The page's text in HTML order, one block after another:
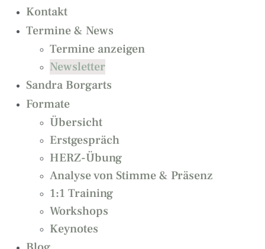
Kontakt
Termine & News
Termine anzeigen
Newsletter
Sandra Borgarts
Formate
Übersicht
Erstgespräch
HERZ-Übung
Analyse von Stimme & Präsenz
1:1 Training
Workshops
Keynotes